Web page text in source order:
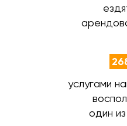
услугами
один